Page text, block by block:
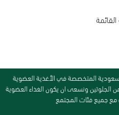
القائمة
المتخصصة في الأغذية العضوية
الجلوتين ونسعى ان يكون الغذاء العضوية
مع جميع فئات المجتمع